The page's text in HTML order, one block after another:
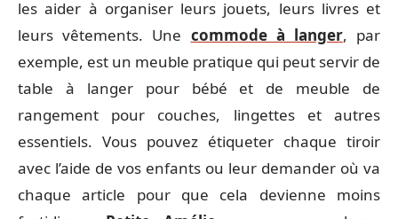
les aider à organiser leurs jouets, leurs livres et
leurs vêtements. Une commode à langer, par
exemple, est un meuble pratique qui peut servir de
table à langer pour bébé et de meuble de
rangement pour couches, lingettes et autres
essentiels. Vous pouvez étiqueter chaque tiroir
avec l’aide de vos enfants ou leur demander où va
chaque article pour que cela devienne moins